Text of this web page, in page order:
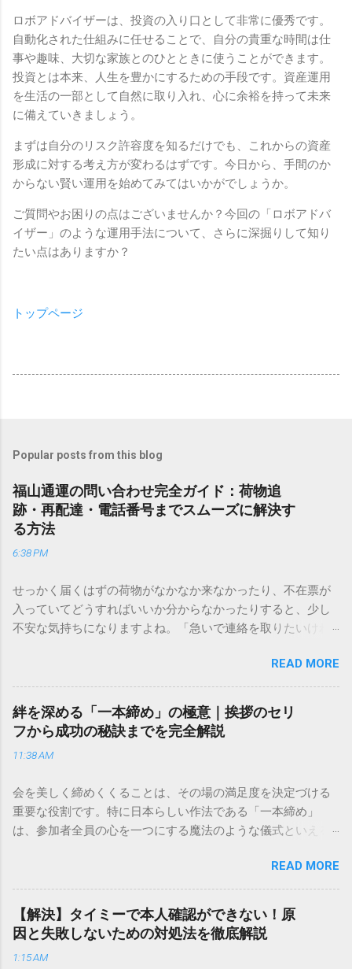
ロボアドバイザーは、投資の入り口として非常に優秀です。
自動化された仕組みに任せることで、自分の貴重な時間は仕
事や趣味、大切な家族とのひとときに使うことができます。
投資とは本来、人生を豊かにするための手段です。資産運用
を生活の一部として自然に取り入れ、心に余裕を持って未来
に備えていきましょう。
まずは自分のリスク許容度を知るだけでも、これからの資産
形成に対する考え方が変わるはずです。今日から、手間のか
からない賢い運用を始めてみてはいかがでしょうか。
ご質問やお困りの点はございませんか？今回の「ロボアドバ
イザー」のような運用手法について、さらに深掘りして知り
たい点はありますか？
トップページ
Popular posts from this blog
福山通運の問い合わせ完全ガイド：荷物追
跡・再配達・電話番号までスムーズに解決す
る方法
6:38 PM
せっかく届くはずの荷物がなかなか来なかったり、不在票が
入っていてどうすればいいか分からなかったりすると、少し
不安な気持ちになりますよね。「急いで連絡を取りたいけれ
きできる？」といった疑問を抱える方も多いはずです。 福山
通運は企業間物流のイメージが強いかもしれませんが、個人
向けの宅配サービスも非常に充実しています。大切なのは、
目的に合わせた適切な連絡先を選ぶことです。この記事で
は、荷物の追跡確認から営業所への電話連絡、再配達の依頼
手順まで、初めての方でも迷わずに解決できる方法を詳しく
本全国に広範なネットワークを持つ大手運送会社です。特に
重量物や大型の荷物、そして企業間の輸送において圧倒的な
実績を誇ります。 個人で利用する場合、他の宅配業者と少し
いう特徴があります。地域に密着した各拠点が配送をコント
ロールしているため、現場の状況に合わせた柔軟な相談がし
やすいのがメリットです。まずは、今抱えている悩みがどの
サービスで解決できるかを確認していきましょう。 1. 荷物の
READ MORE
絆を深める「一本締め」の極意｜挨拶のセリ
フから成功の秘訣までを完全解説
11:38 AM
会を美しく締めくくることは、その場の満足度を決定づける
重要な役割です。特に日本らしい作法である「一本締め」
は、参加者全員の心を一つにする魔法のような儀式といえる
「手拍子のリズムに自信がない」と不安を感じる方も多いは
ずです。この記事では、ビジネスからカジュアルな集まりま
で、どのような場面でも堂々と立ち振る舞えるための「一本
締め」の作法を、基礎知識から具体的なセリフ例まで丁寧に
解説します。 一本締めとは？その本質と効果 一本締めは、単
に手を叩いて終わらせる作業ではありません。その時間、そ
READ MORE
【解決】タイミーで本人確認ができない！原
因と失敗しないための対処法を徹底解説
1:15 AM